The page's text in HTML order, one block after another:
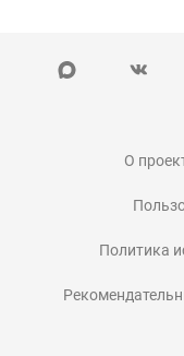
О
Политика